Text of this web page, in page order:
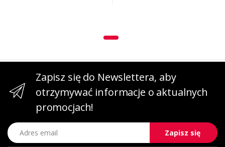
Zapisz się do Newslettera, aby
otrzymywać informacje o aktualnych
promocjach!
Adres email
Zapisz się